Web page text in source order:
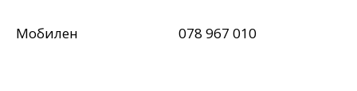
Мобилен 078 967 010